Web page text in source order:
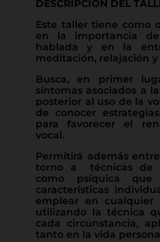
DESCRIPCIÓN DEL
Este taller tiene como
en la importancia
hablada y en la
meditación, relajación
Busca, en primer
síntomas asociados a
posterior al uso de la
de conocer
para favorecer el
vocal.
Permitirá además
torno a técnicas de
como psíquica
características
emplear en cualquier
utilizando la técnica
cada circunstancia,
tanto en la vida